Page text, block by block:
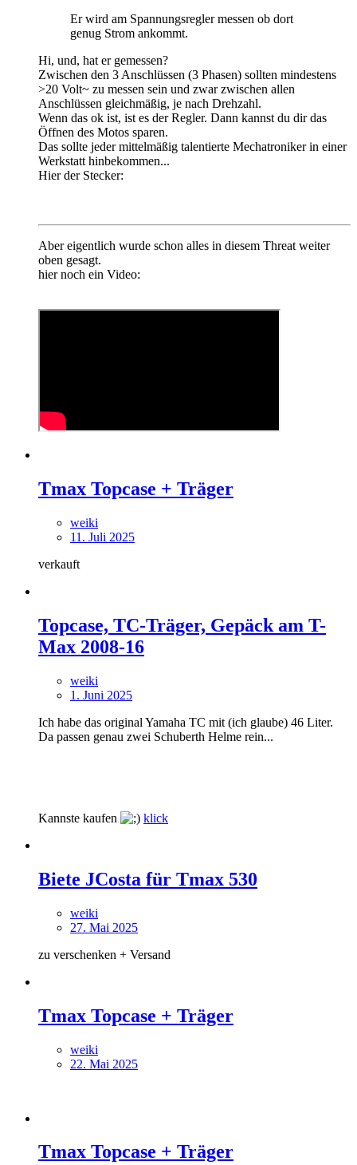
Er wird am Spannungsregler messen ob dort
genug Strom ankommt.
Hi, und, hat er gemessen?
Zwischen den 3 Anschlüssen (3 Phasen) sollten mindestens
>20 Volt~ zu messen sein und zwar zwischen allen
Anschlüssen gleichmäßig, je nach Drehzahl.
Wenn das ok ist, ist es der Regler. Dann kannst du dir das
Öffnen des Motos sparen.
Das sollte jeder mittelmäßig talentierte Mechatroniker in einer
Werkstatt hinbekommen...
Hier der Stecker:
Aber eigentlich wurde schon alles in diesem Threat weiter
oben gesagt.
hier noch ein Video:
Tmax Topcase + Träger
weiki
11. Juli 2025
verkauft
Topcase, TC-Träger, Gepäck am T-
Max 2008-16
weiki
1. Juni 2025
Ich habe das original Yamaha TC mit (ich glaube) 46 Liter.
Da passen genau zwei Schuberth Helme rein...
Kannste kaufen klick
Biete JCosta für Tmax 530
weiki
27. Mai 2025
zu verschenken + Versand
Tmax Topcase + Träger
weiki
22. Mai 2025
Tmax Topcase + Träger